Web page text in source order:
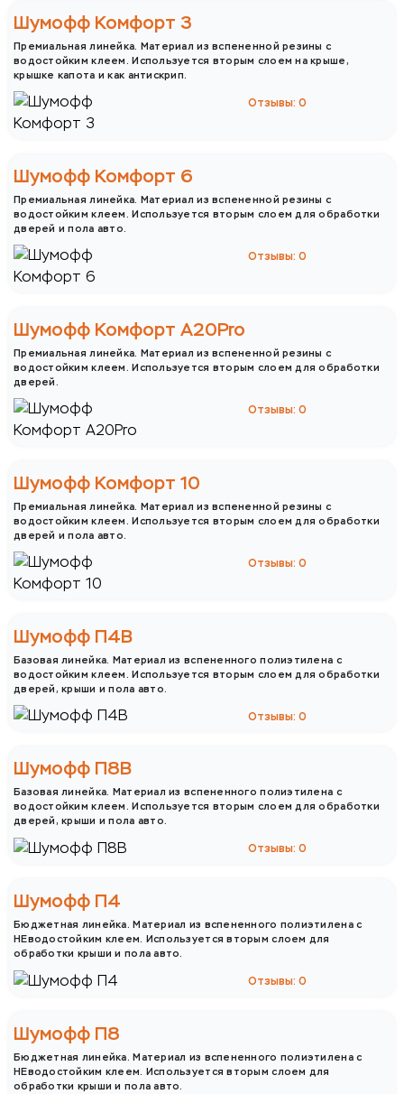
Шумофф Комфорт 3
Премиальная линейка. Материал из вспененной резины с
водостойким клеем. Используется вторым слоем на крыше,
крышке капота и как антискрип.
Отзывы: 0
Шумофф Комфорт 6
Премиальная линейка. Материал из вспененной резины с
водостойким клеем. Используется вторым слоем для обработки
дверей и пола авто.
Отзывы: 0
Шумофф Комфорт А20Pro
Премиальная линейка. Материал из вспененной резины с
водостойким клеем. Используется вторым слоем для обработки
дверей.
Отзывы: 0
Шумофф Комфорт 10
Премиальная линейка. Материал из вспененной резины с
водостойким клеем. Используется вторым слоем для обработки
дверей и пола авто.
Отзывы: 0
Шумофф П4В
Базовая линейка. Материал из вспененного полиэтилена с
водостойким клеем. Используется вторым слоем для обработки
дверей, крыши и пола авто.
Отзывы: 0
Шумофф П8В
Базовая линейка. Материал из вспененного полиэтилена с
водостойким клеем. Используется вторым слоем для обработки
дверей, крыши и пола авто.
Отзывы: 0
Шумофф П4
Бюджетная линейка. Материал из вспененного полиэтилена с
НЕводостойким клеем. Используется вторым слоем для
обработки крыши и пола авто.
Отзывы: 0
Шумофф П8
Бюджетная линейка. Материал из вспененного полиэтилена с
НЕводостойким клеем. Используется вторым слоем для
обработки крыши и пола авто.